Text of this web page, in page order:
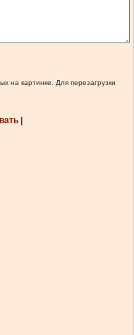
на картинке. Для перезагрузки
|